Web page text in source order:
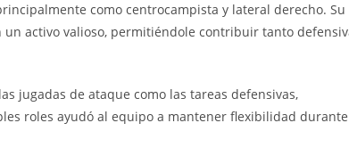
como centrocampista y lateral derecho. Su
activo valioso, permitiéndole contribuir tanto
jugadas de ataque como las tareas defensivas,
roles ayudó al equipo a mantener flexibilidad durante